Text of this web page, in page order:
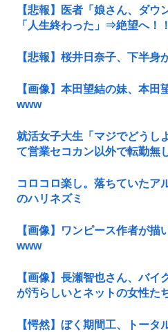
【悲報】医者「娘さん、ダ
「人生終わった」⇒絶望へ！
【悲報】桜井日奈子、下半
【画像】本田望結の妹、本田
www
就活女子大生「マジでどうし
て営業セコカン以外で転勤無
コロコロ楽し。落ちていたア
のハリネズミ
【画像】ワンピース作者が描
www
【画像】長瀬智也さん、バイ
が汚らしいとネットの女性た
【愕然】ぼく期間工、トータ